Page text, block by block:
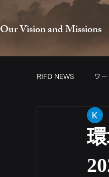
Our Vision and Missions
RIFD NEWS ワ